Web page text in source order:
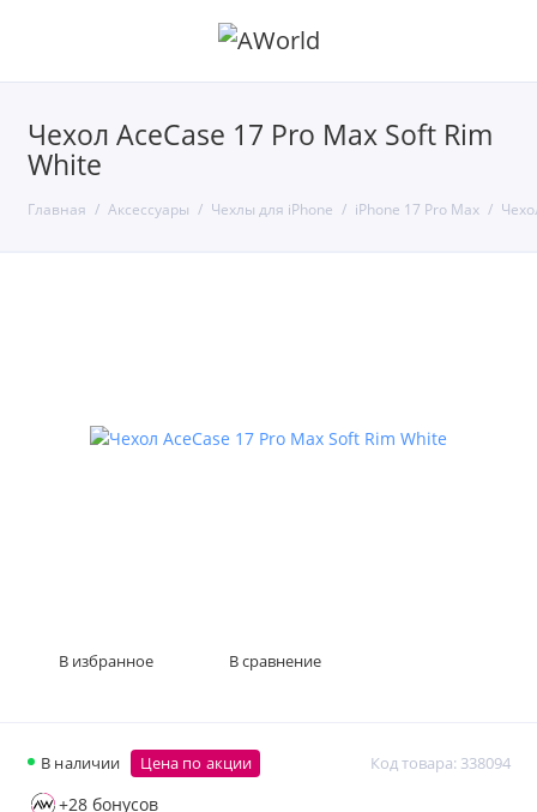
Чехол AceCase 17 Pro Max Soft Rim
White
Главная Аксессуары Чехлы для iPhone iPhone 17 Pro Max
В наличии Код товара: 338094
Цена по акции
+28 бонусов
В избранное В сравнение